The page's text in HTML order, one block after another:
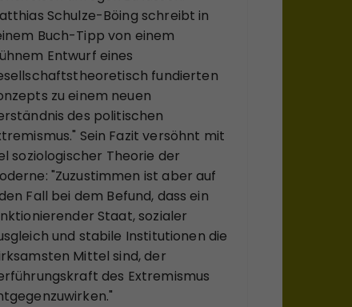
Schulze-Böing schreibt in
Buch-Tipp von einem
Entwurf eines
fundierten
zu einem neuen
des politischen
Sein Fazit versöhnt mit
soziologischer Theorie der
"Zuzustimmen ist aber auf
Fall bei dem Befund, dass ein
Staat, sozialer
und stabile Institutionen die
Mittel sind, der
des Extremismus